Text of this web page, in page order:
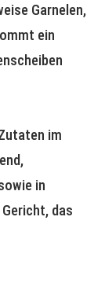
Garnelen,
ein
im
in
das